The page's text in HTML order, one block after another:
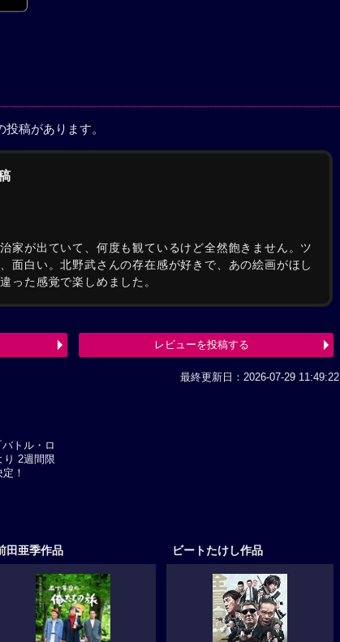
投稿があります。
家が出ていて、何度も観ているけど全然飽きません。ツ
面白い。北野武さんの存在感が好きで、あの絵画がほし
った感覚で楽しめました。
レビューを投稿する
最終更新日：2026-07-29 11:49:22
トル・ロ
り 2週間限
！
田亜季作品 ビートたけし作品